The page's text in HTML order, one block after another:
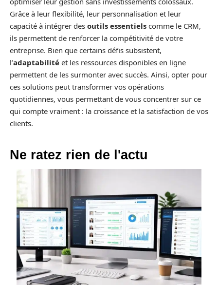
Grâce à leur flexibilité, leur personnalisation et leur
capacité à intégrer des outils essentiels comme le CRM,
ils permettent de renforcer la compétitivité de votre
entreprise. Bien que certains défis subsistent,
l’adaptabilité et les ressources disponibles en ligne
permettent de les surmonter avec succès. Ainsi, opter pour
ces solutions peut transformer vos opérations
quotidiennes, vous permettant de vous concentrer sur ce
qui compte vraiment : la croissance et la satisfaction de vos
clients.
Ne ratez rien de l'actu